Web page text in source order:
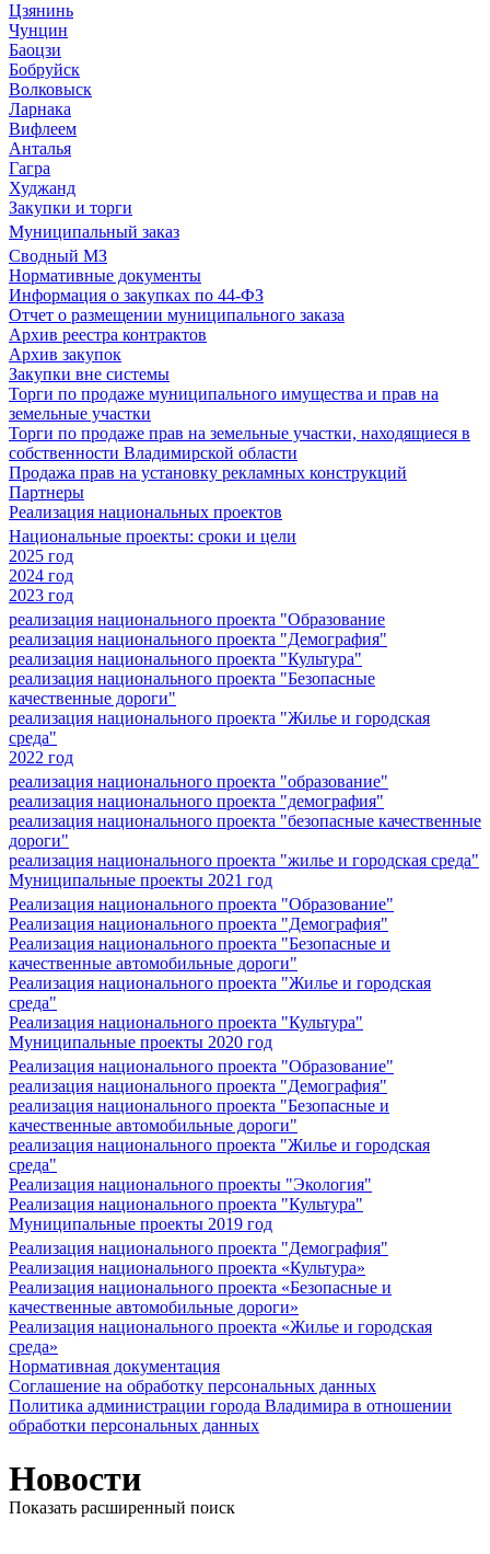
Цзянинь
Чунцин
Баоцзи
Бобруйск
Волковыск
Ларнака
Вифлеем
Анталья
Гагра
Худжанд
Закупки и торги
Муниципальный заказ
Сводный МЗ
Нормативные документы
Информация о закупках по 44-ФЗ
Отчет о размещении муниципального заказа
Архив реестра контрактов
Архив закупок
Закупки вне системы
Торги по продаже муниципального имущества и прав на
земельные участки
Торги по продаже прав на земельные участки, находящиеся в
собственности Владимирской области
Продажа прав на установку рекламных конструкций
Партнеры
Реализация национальных проектов
Национальные проекты: сроки и цели
2025 год
2024 год
2023 год
реализация национального проекта "Образование
реализация национального проекта "Демография"
реализация национального проекта "Культура"
реализация национального проекта "Безопасные
качественные дороги"
реализация национального проекта "Жилье и городская
среда"
2022 год
реализация национального проекта "образование"
реализация национального проекта "демография"
реализация национального проекта "безопасные качественные
дороги"
реализация национального проекта "жилье и городская среда"
Муниципальные проекты 2021 год
Реализация национального проекта "Образование"
Реализация национального проекта "Демография"
Реализация национального проекта "Безопасные и
качественные автомобильные дороги"
Реализация национального проекта "Жилье и городская
среда"
Реализация национального проекта "Культура"
Муниципальные проекты 2020 год
Реализация национального проекта "Образование"
реализация национального проекта "Демография"
реализация национального проекта "Безопасные и
качественные автомобильные дороги"
реализация национального проекта "Жилье и городская
среда"
Реализация национального проекты "Экология"
Реализация национального проекта "Культура"
Муниципальные проекты 2019 год
Реализация национального проекта "Демография"
Реализация национального проекта «Культура»
Реализация национального проекта «Безопасные и
качественные автомобильные дороги»
Реализация национального проекта «Жилье и городская
среда»
Нормативная документация
Соглашение на обработку персональных данных
Политика администрации города Владимира в отношении
обработки персональных данных
Новости
Показать расширенный поиск